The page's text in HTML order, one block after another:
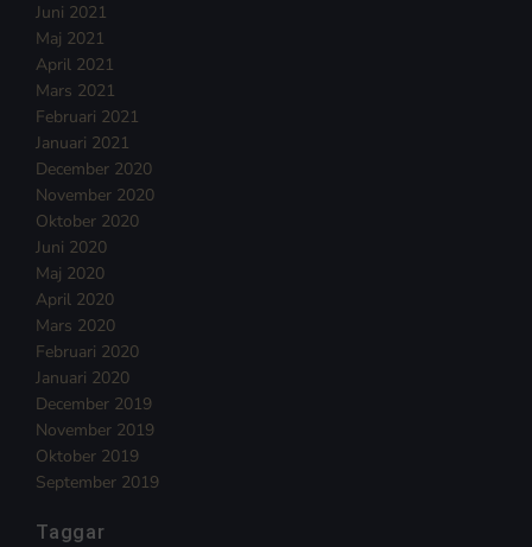
Juni 2021
Maj 2021
April 2021
Mars 2021
Februari 2021
Januari 2021
December 2020
November 2020
Oktober 2020
Juni 2020
Maj 2020
April 2020
Mars 2020
Februari 2020
Januari 2020
December 2019
November 2019
Oktober 2019
September 2019
Taggar